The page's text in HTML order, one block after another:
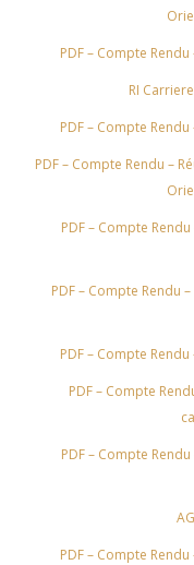
PDF – Compte
RI
PDF – Compte
PDF – Compte Rendu –
PDF – Compte
PDF – Compte Rendu
PDF – Compte
PDF – Compte
PDF – Compte
PDF – Compte